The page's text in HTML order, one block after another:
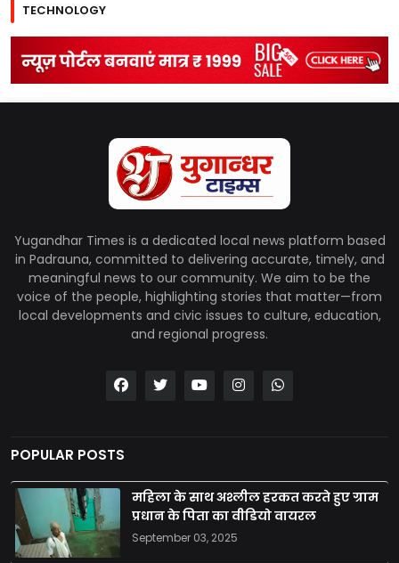
TECHNOLOGY
Yugandhar Times is a dedicated local news platform based
in Padrauna, committed to delivering accurate, timely, and
meaningful news to our community. We aim to be the
voice of the people, highlighting stories that matter—from
local developments and civic issues to culture, education,
and regional progress.
POPULAR POSTS
महिला के साथ अश्लील हरकत करते हुए ग्राम
प्रधान के पिता का वीडियो वायरल
September 03, 2025